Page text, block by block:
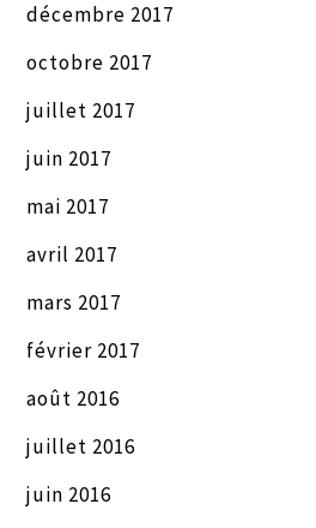
décembre 2017
octobre 2017
juillet 2017
juin 2017
mai 2017
avril 2017
mars 2017
février 2017
août 2016
juillet 2016
juin 2016